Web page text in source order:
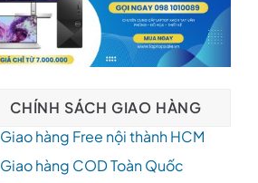
CHÍNH SÁCH GIAO HÀNG
Giao hàng Free nội thành HCM
Giao hàng COD Toàn Quốc